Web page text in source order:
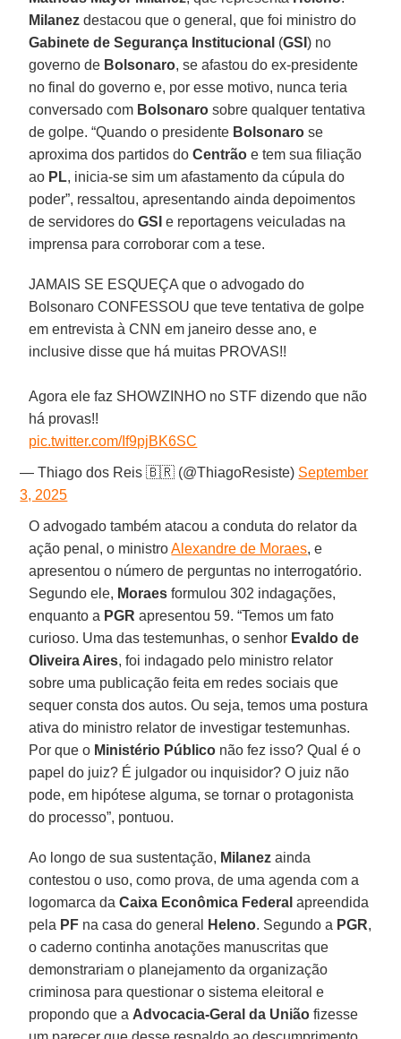
Milanez destacou que o general, que foi ministro do
Gabinete de Segurança Institucional (GSI) no
governo de Bolsonaro, se afastou do ex-presidente
no final do governo e, por esse motivo, nunca teria
conversado com Bolsonaro sobre qualquer tentativa
de golpe. “Quando o presidente Bolsonaro se
aproxima dos partidos doCentrão e tem sua filiação
ao PL, inicia-se sim um afastamento da cúpula do
poder”, ressaltou, apresentando ainda depoimentos
de servidores doGSI e reportagens veiculadas na
imprensa para corroborar com a tese.
JAMAIS SE ESQUEÇA que o advogado do
Bolsonaro CONFESSOU que teve tentativa de golpe
em entrevista à CNN em janeiro desse ano, e
inclusive disse que há muitas PROVAS!!
Agora ele faz SHOWZINHO no STF dizendo que não
há provas!!
pic.twitter.com/If9pjBK6SC
— Thiago dos Reis 🇧🇷 (@ThiagoResiste) September
3, 2025
O advogado também atacou a conduta do relator da
ação penal, o ministroAlexandre de Moraes, e
apresentou o número de perguntas no interrogatório.
Segundo ele, Moraes formulou 302 indagações,
enquanto a PGR apresentou 59. “Temos um fato
curioso. Uma das testemunhas, o senhor Evaldo de
Oliveira Aires, foi indagado pelo ministro relator
sobre uma publicação feita em redes sociais que
sequer consta dos autos. Ou seja, temos uma postura
ativa do ministro relator de investigar testemunhas.
Por que o Ministério Público não fez isso? Qual é o
papel do juiz? É julgador ou inquisidor? O juiz não
pode, em hipótese alguma, se tornar o protagonista
do processo”, pontuou.
Ao longo de sua sustentação, Milanez ainda
contestou o uso, como prova, de uma agenda com a
logomarca daCaixa Econômica Federal apreendida
pela PF na casa do general Heleno. Segundo a PGR,
o caderno continha anotações manuscritas que
demonstrariam o planejamento da organização
criminosa para questionar o sistema eleitoral e
propondo que a Advocacia-Geral da União fizesse